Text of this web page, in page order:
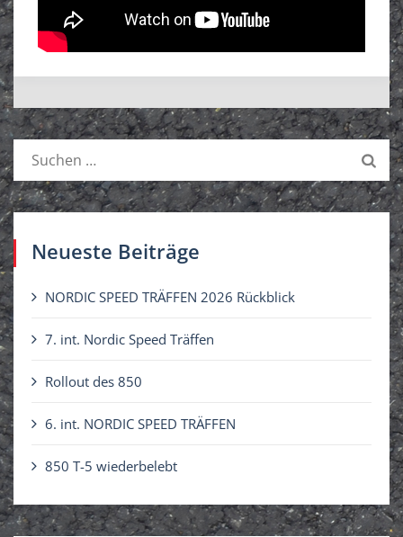
c
e
n
Neueste Beiträge
NORDIC SPEED TRÄFFEN 2026 Rückblick
7. int. Nordic Speed Träffen
Rollout des 850
6. int. NORDIC SPEED TRÄFFEN
850 T-5 wiederbelebt